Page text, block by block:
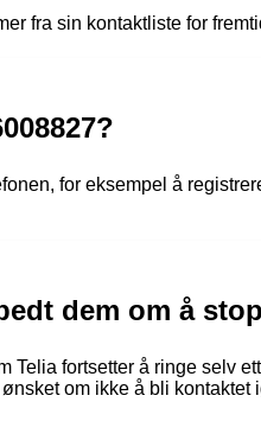
fra sin kontaktliste for
for eksempel å
dem om å
Telia fortsetter å ringe selv
om ikke å bli kontaktet